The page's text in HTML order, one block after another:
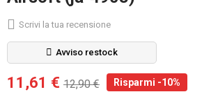
Scrivi la tua recensione
Avviso restock
11,61 € 12,90 € Risparmi -10%